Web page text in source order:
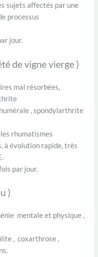
sujets affectés par une
processus
jour.
de vigne vierge )
mal résorbées,
, spondylarthrite
rhumatismes
à évolution rapide, très
par jour.
)
mentale et physique ,
, coxarthrose ,